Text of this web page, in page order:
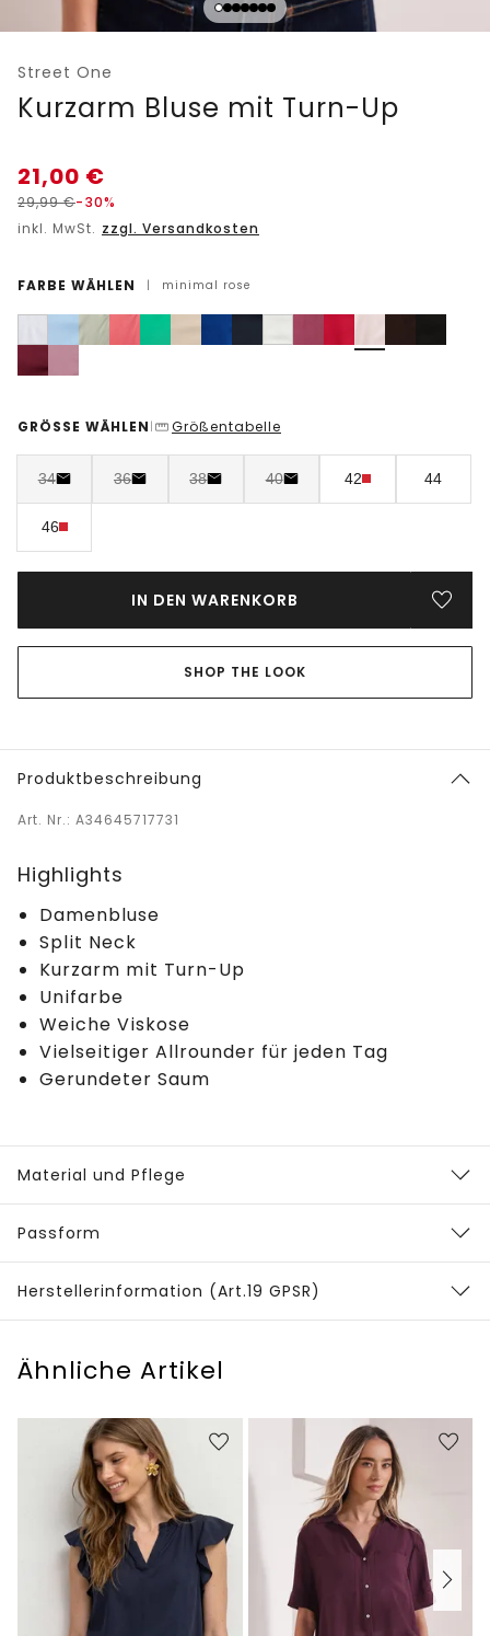
Street One
Kurzarm Bluse mit Turn-Up
21,00 €
29,99€-30%
inkl. MwSt. zzgl. Versandkosten
FARBE WÄHLEN | minimal rose
GRÖSSE WÄHLEN | Größentabelle
34 36 38 40 42 44
46
IN DEN WARENKORB
SHOP THE LOOK
Produktbeschreibung
Art. Nr.: A34645717731
Highlights
Damenbluse
Split Neck
Kurzarm mit Turn-Up
Unifarbe
Weiche Viskose
Vielseitiger Allrounder für jeden Tag
Gerundeter Saum
Material und Pflege
Passform
Herstellerinformation (Art.19 GPSR)
Ähnliche Artikel